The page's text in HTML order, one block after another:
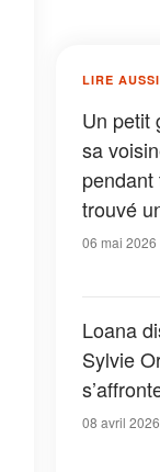
LIRE AUSSI
Un petit
sa
trouvé
avait
06 mai 2026
Loana
Sylvie
08 avril 2026